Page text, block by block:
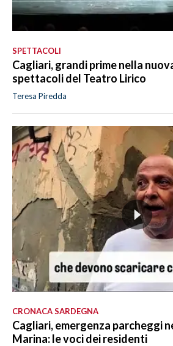
SPETTACOLI
Cagliari, grandi prime nella
spettacoli del Teatro Lirico
Teresa Piredda
CRONACA SARDEGNA
Cagliari, emergenza parcheggi
Marina: le voci dei residenti